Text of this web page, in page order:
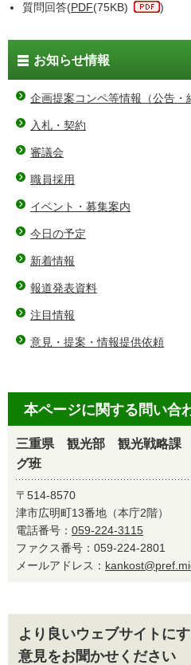
質問回答(PDF(75KB) )
お知らせ情報
企画提案コンペ等情報（公告・
入札・契約
審議会
職員採用
イベント・募集案内
今日の予定
新着情報
報道発表資料
注目情報
意見・提案・情報提供依頼
本ページに関する問い合
三重県 観光部 観光戦略課
グ班
〒514-8570
津市広明町13番地（本庁2階）
電話番号： 059-224-3115
ファクス番号：059-224-2801
メールアドレス：
より良いウェブサイトに
意見をお聞かせください